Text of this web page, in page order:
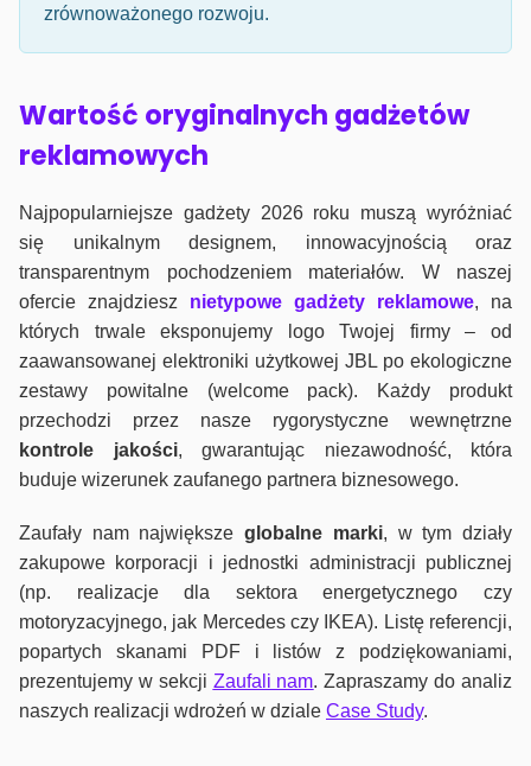
zrównoważonego rozwoju.
Wartość oryginalnych gadżetów
reklamowych
Najpopularniejsze gadżety 2026 roku muszą wyróżniać
się unikalnym designem, innowacyjnością oraz
transparentnym pochodzeniem materiałów. W naszej
ofercie znajdziesz nietypowe gadżety reklamowe, na
których trwale eksponujemy logo Twojej firmy – od
zaawansowanej elektroniki użytkowej JBL po ekologiczne
zestawy powitalne (welcome pack). Każdy produkt
przechodzi przez nasze rygorystyczne wewnętrzne
kontrole jakości, gwarantując niezawodność, która
buduje wizerunek zaufanego partnera biznesowego.
Zaufały nam największeglobalne marki, w tym działy
zakupowe korporacji i jednostki administracji publicznej
(np. realizacje dla sektora energetycznego czy
motoryzacyjnego, jak Mercedes czy IKEA). Listę referencji,
popartych skanami PDF i listów z podziękowaniami,
prezentujemy w sekcji Zaufali nam. Zapraszamy do analiz
naszych realizacji wdrożeń w dziale Case Study.